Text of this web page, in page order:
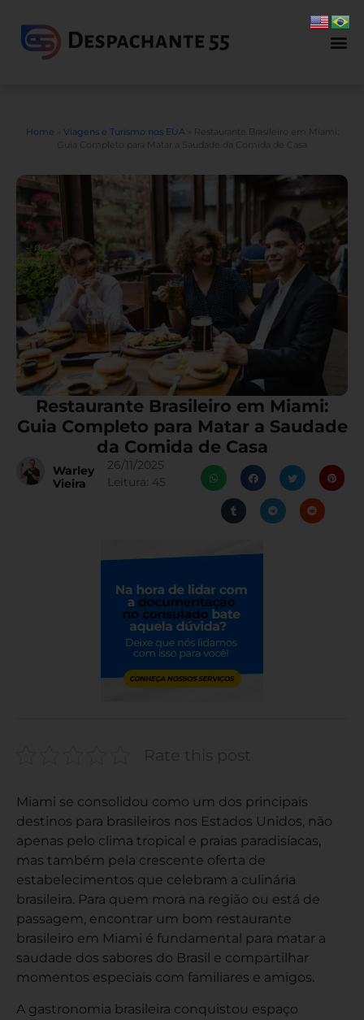
Home Viagens e Turismo nos EUA»
Restaurante Brasileiro em Miami:
Guia Completo para Matar a Saudade da Comida de Casa
Restaurante Brasileiro em Miami:
Guia Completo para Matar a Saudade
da Comida de Casa
Warley
Vieira
26/11/2025
Leitura: 45
Miami se consolidou como um dos principais
destinos para brasileiros nos Estados Unidos, não
apenas pelo clima tropical e praias paradisíacas,
mas também pela crescente oferta de
estabelecimentos que celebram a culinária
brasileira. Para quem mora na região ou está de
passagem, encontrar um bom restaurante
brasileiro em Miami é fundamental para matar a
saudade dos sabores do Brasil e compartilhar
momentos especiais com familiares e amigos.
A gastronomia brasileira conquistou espaço